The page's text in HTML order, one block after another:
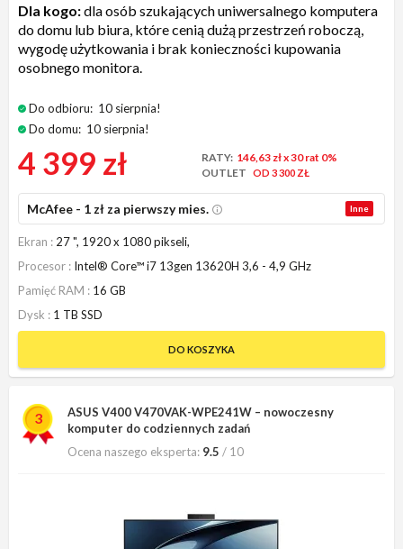
Dla kogo:dla osób szukających uniwersalnego komputera
do domu lub biura, które cenią dużą przestrzeń roboczą,
wygodę użytkowania i brak konieczności kupowania
osobnego monitora.
Do odbioru: 10 sierpnia!
Do domu: 10 sierpnia!
4 399 zł RATY: 146,63 złx 30 rat 0%
OUTLET
OD 3 300 ZŁ
Inne
McAfee - 1 zł za pierwszy mies.
Ekran
27 ", 1920 x 1080 pikseli,
Procesor
Intel® Core™ i7 13gen 13620H 3,6 - 4,9 GHz
Pamięć RAM
16 GB
Dysk
1 TB SSD
DO KOSZYKA
3
ASUS V400 V470VAK-WPE241W – nowoczesny
komputer do codziennych zadań
Ocena naszego eksperta: 9.5 / 10